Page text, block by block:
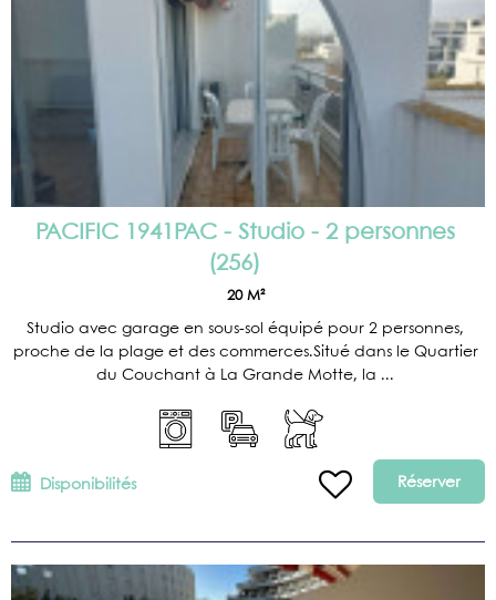
PACIFIC 1941PAC - Studio - 2 personnes
(256)
20 M²
Studio avec garage en sous-sol équipé pour 2 personnes,
proche de la plage et des commerces.Situé dans le Quartier
du Couchant à La Grande Motte, la ...
Disponibilités Réserver